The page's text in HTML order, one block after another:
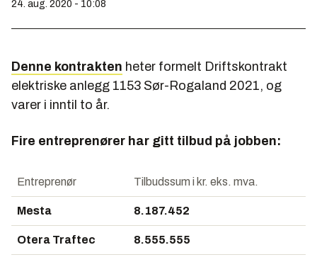
24. aug. 2020 - 10:08
Denne kontrakten heter formelt Driftskontrakt
elektriske anlegg 1153 Sør-Rogaland 2021, og
varer i inntil to år.
Fire entreprenører har gitt tilbud på jobben:
Entreprenør Tilbudssum i kr. eks. mva.
Mesta 8.187.452
Otera Traftec 8.555.555